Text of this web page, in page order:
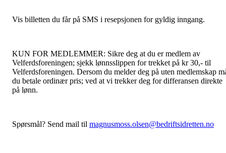
Vis billetten du får på SMS i resepsjonen for gyldig inngang.
KUN FOR MEDLEMMER: Sikre deg at du er medlem av
Velferdsforeningen; sjekk lønnsslippen for trekket på kr 30,- til
Velferdsforeningen. Dersom du melder deg på uten medlemskap
du betale ordinær pris; ved at vi trekker deg for differansen direkte
på lønn.
Spørsmål? Send mail til magnusmoss.olsen@bedriftsidretten.no